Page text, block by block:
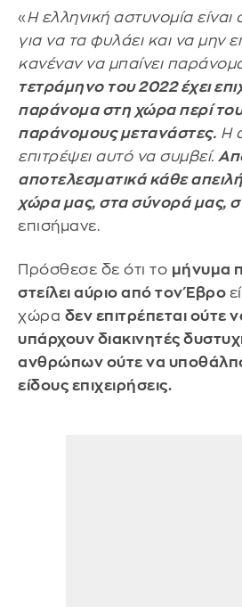
«Η ελληνική αστυνομία
για να τα φυλάει και να μην
κανέναν να μπαίνει
τετράμηνο του 2022 έχει
παράνομα στη χώρα περί
παράνομους μετανάστες. Η
επιτρέψει αυτό να συμβεί.
αποτελεσματικά κάθε
χώρα μας, στα σύνορά μας,
επισήμανε.
Πρόσθεσε δε ότι το μήνυμα
στείλει αύριο από τον Έβρο
χώρα δεν επιτρέπεται ούτε
υπάρχουν διακινητές
ανθρώπων ούτε να
είδους επιχειρήσεις.